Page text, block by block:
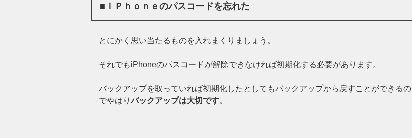
■ｉＰｈｏｎｅのパスコードを忘れた
とにかく思い当たるものを入れまくりましょう。
それでもiPhoneのパスコードが解除できなければ初期化する必要があります。
バックアップを取っていれば初期化したとしてもバックアップから戻すことができるの
でやはりバックアップは大切です。